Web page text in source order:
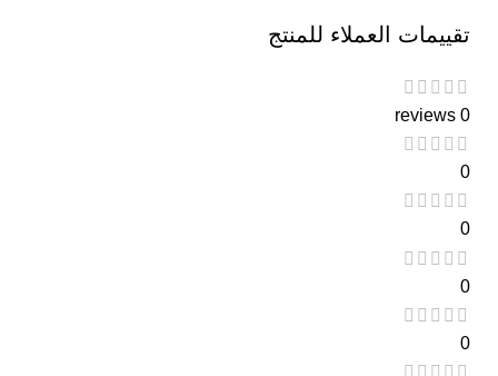
تقييمات العملاء للمنتج
0 reviews
0
0
0
0